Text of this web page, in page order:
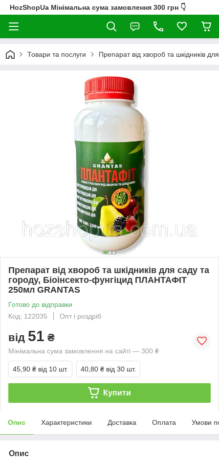
HozShopUa Мінімальна сума замовлення 300 грн 👇
Товари та послуги Препарат від хвороб та шкідників
Препарат від хвороб та шкідників для саду та
городу, Біоінсекто-фунгіцид ПЛАНТАФІТ
250мл GRANTAS
Готово до відправки
Код: 122035
Опт і роздріб
від 51 ₴
Мінімальна сума замовлення на сайті — 300 ₴
45,90 ₴ від 10 шт. 40,80 ₴ від 30 шт.
Купити
Опис Характеристики Доставка Оплата Умови
Опис